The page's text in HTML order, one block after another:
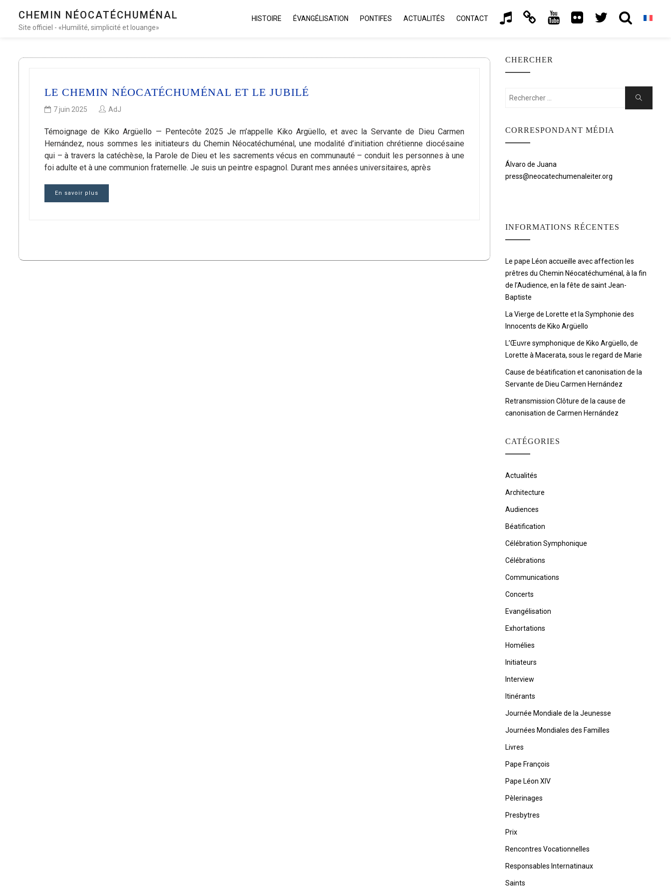
CHEMIN NÉOCATÉCHUMÉNAL
Site officiel - «Humilité, simplicité et louange»
HISTOIRE ÉVANGÉLISATION PONTIFES ACTUALITÉS CONTACT
LE CHEMIN NÉOCATÉCHUMÉNAL ET LE JUBILÉ
7 juin 2025 AdJ
Témoignage de Kiko Argüello — Pentecôte 2025 Je m’appelle Kiko Argüello, et avec la Servante de Dieu Carmen
Hernández, nous sommes les initiateurs du Chemin Néocatéchuménal, une modalité d’initiation chrétienne diocésaine
qui – à travers la catéchèse, la Parole de Dieu et les sacrements vécus en communauté – conduit les personnes à une
foi adulte et à une communion fraternelle. Je suis un peintre espagnol. Durant mes années universitaires, après
En savoir plus
CHERCHER
Rechercher:
Chercher
CORRESPONDANT MÉDIA
Álvaro de Juana
press@neocatechumenaleiter.org
INFORMATIONS RÉCENTES
Le pape Léon accueille avec affection les
prêtres du Chemin Néocatéchuménal, à la fin
de l’Audience, en la fête de saint Jean-
Baptiste
La Vierge de Lorette et la Symphonie des
Innocents de Kiko Argüello
L’Œuvre symphonique de Kiko Argüello, de
Lorette à Macerata, sous le regard de Marie
Cause de béatification et canonisation de la
Servante de Dieu Carmen Hernández
Retransmission Clôture de la cause de
canonisation de Carmen Hernández
CATÉGORIES
Actualités
Architecture
Audiences
Béatification
Célébration Symphonique
Célébrations
Communications
Concerts
Evangélisation
Exhortations
Homélies
Initiateurs
Interview
Itinérants
Journée Mondiale de la Jeunesse
Journées Mondiales des Familles
Livres
Pape François
Pape Léon XIV
Pèlerinages
Presbytres
Prix
Rencontres Vocationnelles
Responsables Internatinaux
Saints